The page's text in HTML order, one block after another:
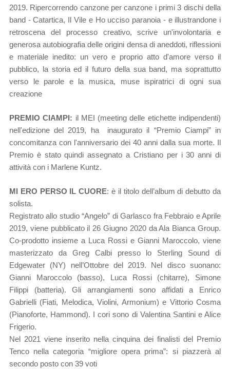
2019. Ripercorrendo canzone per canzone i primi 3 dischi della
band - Catartica, Il Vile e Ho ucciso paranoia - e illustrandone i
retroscena del processo creativo, scrive un'involontaria e
generosa autobiografia delle origini densa di aneddoti, riflessioni
e materiale inedito: un vero e proprio atto d'amore verso il
pubblico, la storia ed il futuro della sua band, ma soprattutto
verso le parole e la musica, muse ispiratrici di ogni sua
creazione
PREMIO CIAMPI: il MEI (meeting delle etichette indipendenti)
nell'edizione del 2019, ha inaugurato il “Premio Ciampi” in
concomitanza con l'anniversario dei 40 anni dalla sua morte. Il
Premio è stato quindi assegnato a Cristiano per i 30 anni di
attività con i Marlene Kuntz.
MI ERO PERSO IL CUORE: è il titolo dell’album di debutto da
solista.
Registrato allo studio “Angelo” di Garlasco fra Febbraio e Aprile
2019, viene pubblicato il 26 Giugno 2020 da Ala Bianca Group.
Co-prodotto insieme a Luca Rossi e Gianni Maroccolo, viene
masterizzato da Greg Calbi presso lo Sterling Sound di
Edgewater (NY) nell’Ottobre del 2019. Nel disco suonano:
Gianni Maroccolo (basso), Luca Rossi (chitarre), Simone
Filippi (batteria). Gli arrangiamenti sono affidati a Enrico
Gabrielli (Fiati, Melodica, Violini, Armonium) e Vittorio Cosma
(Pianoforte, Hammond). I cori sono di Valentina Santini e Alice
Frigerio.
Nel 2021 viene inserito nella cinquina dei finalisti del Premio
Tenco nella categoria “migliore opera prima”: si piazzerà al
secondo posto con 39 voti